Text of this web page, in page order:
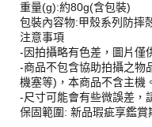
重量(g):約80g(含包裝)
包裝內容物:甲殼系列防摔
注意事項
-因拍攝略有色差，圖片僅
-商品不包含協助拍攝之物
機塞等)，本商品不含主機。
-尺寸可能會有些微誤差，
保固範圍: 新品瑕疵享鑑賞